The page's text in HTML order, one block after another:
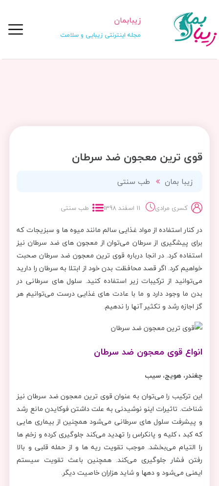
زیبابمان
مجله اینترنتی زیبایی و سلامت
قوی ترین معجون ضد سرطان
زیبا بمان طب سنتی
کسری مرادی 11 اسفند 1398 طب سنتی
در کنار استفاده از مواد غذایی سالم مانند میوه ها و سبزیجات که
برای پیشگیری از سرطان می‌توان از معجون های ضد سرطان نیز
استفاده کرد. در انجا درباره قوی ترین معجون ضد سرطان صحبت
خواهیم کرد. اگر قصد محافظت بدن خود از ابتلا به سرطان را دارید
می‌توانید از ترکیبات زیر استفاده کنید. سلول های سرطانی در
بدن ما وجود دارد و ما با عادت های غذایی درست می‌توانیم هر
گز اجازه رشد و تکثیر آنها را ندهیم.
انواع قوی معجون ضد سرطان
چغندر، هویج، سیب
این ترکیب را می‌توان به عنوان قوی ترین معجون ضد سرطان نیز
شناخت. تاثیرات اینو نوشیدنی به علت داشتن فوکایدن مانع رشد
و پیشرفت سلول های سرطانی می‌شود همچنین از بیماری هایی
که کبد ، کلیه و پانکراس را تهدید می‌کند جلوگیری کرده و زخم ها
را التیام می‌بخشد. موجب تقویت ریه ها و از حمله قلبی و بالا
رفتن فشار جلوگیری می‌کند. همچنین باعث تقویت سیستم
ایمنی می‌شود و دهها و شاید هزاران خاصیت دیگر.